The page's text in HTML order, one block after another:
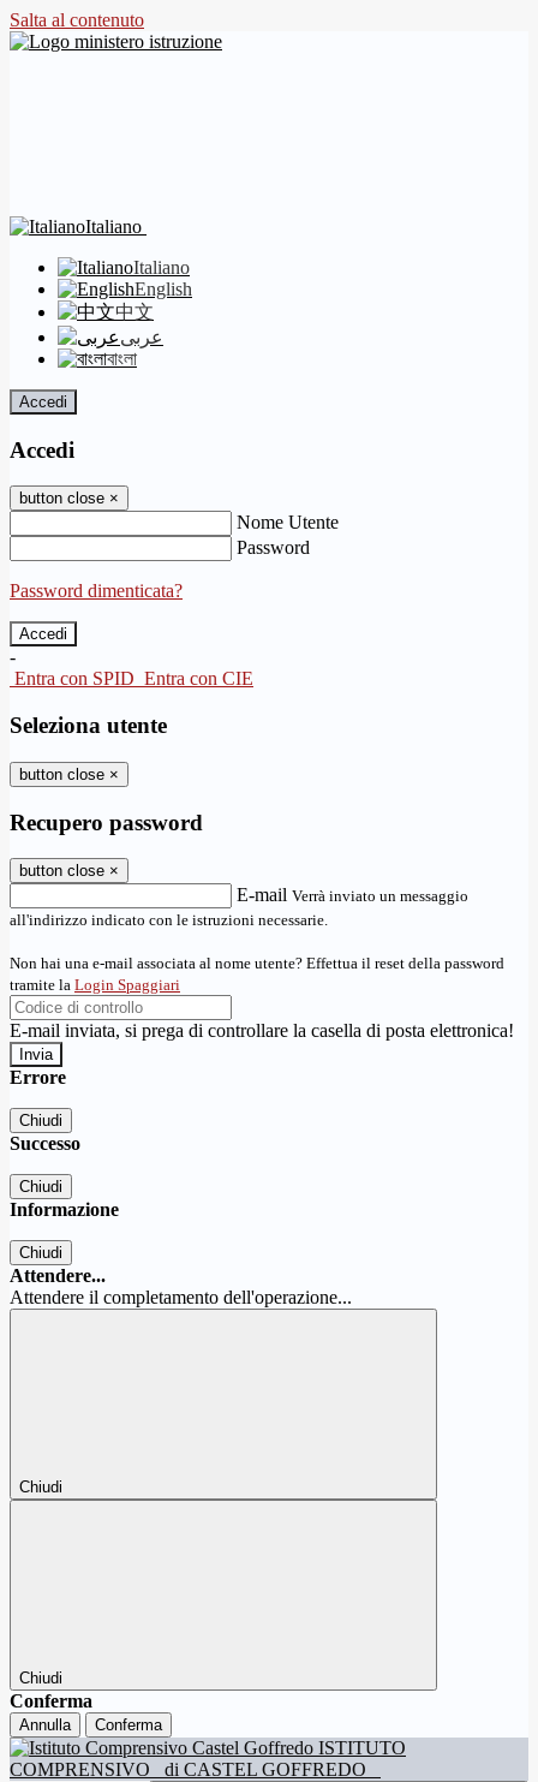
Salta al contenuto
Italiano
Italiano
English
中文
عربى
বাংলা
Accedi
Accedi
button close ×
Nome Utente
Password
Password dimenticata?
-
Entra con SPID Entra con CIE
Seleziona utente
button close ×
Recupero password
button close ×
E-mail Verrà inviato un messaggio
all'indirizzo indicato con le istruzioni necessarie.
Non hai una e-mail associata al nome utente? Effettua il reset della password
tramite la Login Spaggiari
E-mail inviata, si prega di controllare la casella di posta elettronica!
Errore
Chiudi
Successo
Chiudi
Informazione
Chiudi
Attendere...
Attendere il completamento dell'operazione...
Chiudi
Chiudi
Conferma
Annulla Conferma
ISTITUTO
COMPRENSIVO
di CASTEL GOFFREDO